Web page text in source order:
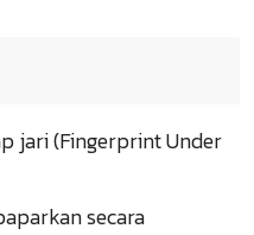
jari (Fingerprint Under
secara